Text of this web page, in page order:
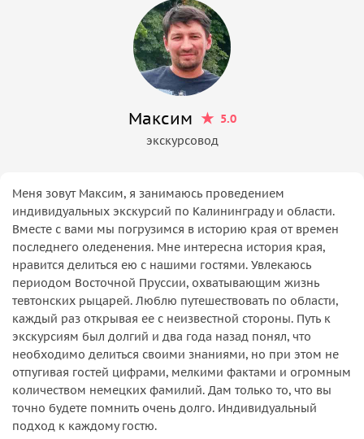
Максим
5.0
экскурсовод
Меня зовут Максим, я занимаюсь проведением
индивидуальных экскурсий по Калининграду и области.
Вместе с вами мы погрузимся в историю края от времен
последнего оледенения. Мне интересна история края,
нравится делиться ею с нашими гостями. Увлекаюсь
периодом Восточной Пруссии, охватывающим жизнь
тевтонских рыцарей. Люблю путешествовать по области,
каждый раз открывая ее с неизвестной стороны. Путь к
экскурсиям был долгий и два года назад понял, что
необходимо делиться своими знаниями, но при этом не
отпугивая гостей цифрами, мелкими фактами и огромным
количеством немецких фамилий. Дам только то, что вы
точно будете помнить очень долго. Индивидуальный
подход к каждому гостю.